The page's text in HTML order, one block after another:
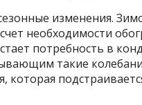
изменения.
необходимости
потребность в
такие
которая